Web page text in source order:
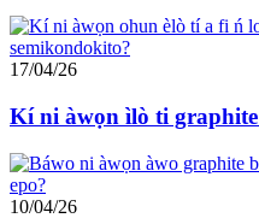
17/04/26
Kí ni àwọn ìlò ti graphite
10/04/26